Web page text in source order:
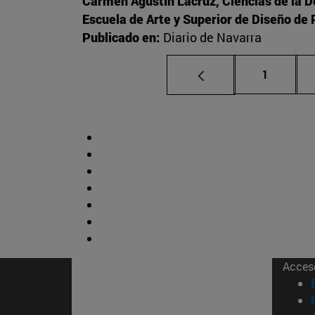
Escuela de Arte y Superior de Diseño de
Publicado en: Diario de Navarra
Página
1